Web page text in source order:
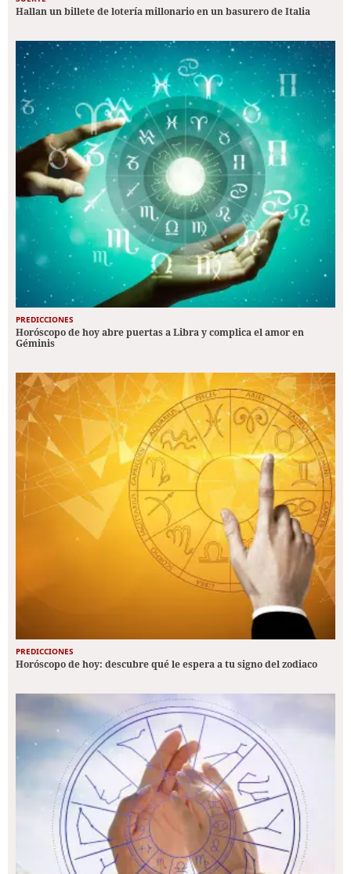
Hallan un billete de lotería millonario en un basurero de Italia
PREDICCIONES
Horóscopo de hoy abre puertas a Libra y complica el amor en
Géminis
PREDICCIONES
Horóscopo de hoy: descubre qué le espera a tu signo del zodiaco